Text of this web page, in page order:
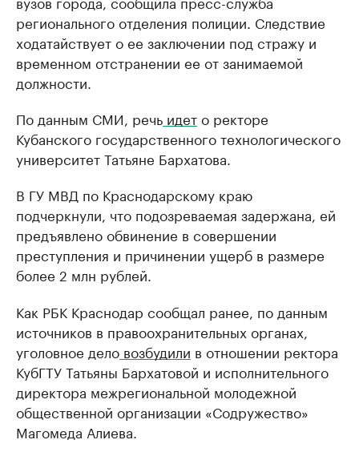
регионального отделения полиции. Следствие
ходатайствует о ее заключении под стражу и
временном отстранении ее от занимаемой
должности.
По данным СМИ, речь идето ректоре
Кубанского государственного технологического
университет Татьяне Бархатова.
В ГУ МВД по Краснодарскому краю
подчеркнули, что подозреваемая задержана, ей
предъявлено обвинение в совершении
преступления и причинении ущерб в размере
более 2 млн рублей.
Как РБК Краснодар сообщал ранее, по данным
источников в правоохранительных органах,
уголовное дело возбудили в отношении ректора
КубГТУ Татьяны Бархатовой и исполнительного
директора межрегиональной молодежной
общественной организации «Содружество»
Магомеда Алиева.